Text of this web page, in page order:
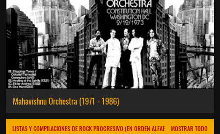
Mahavishnu Orchestra (1971 - 1986)
LISTAS Y COMPILACIONES DE ROCK PROGRESIVO (EN ORDEN ALFABÉTICO)MOSTRAR TODO